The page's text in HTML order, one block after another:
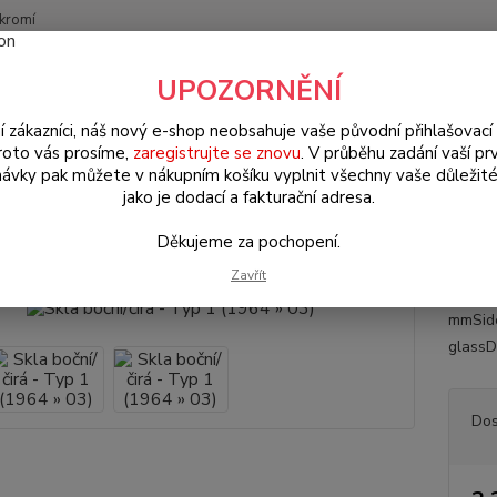
Hledat
Brouk Typ 1 (1938 » 03) Exteriér (Exterior) Okna & těsnění
boční/čirá - Typ 1 (1964 » 03)
Čirá
UPOZORNĚNÍ
zákazníci, náš nový e-shop neobsahuje vaše původní přihlašovací
vás prosíme, zaregistrujte se znovu. V průběhu zadání vaší
pak můžete v nákupním košíku vyplnit všechny vaše
jako je dodací a fakturační adresa.
Děkujeme za pochopení.
Zavřít